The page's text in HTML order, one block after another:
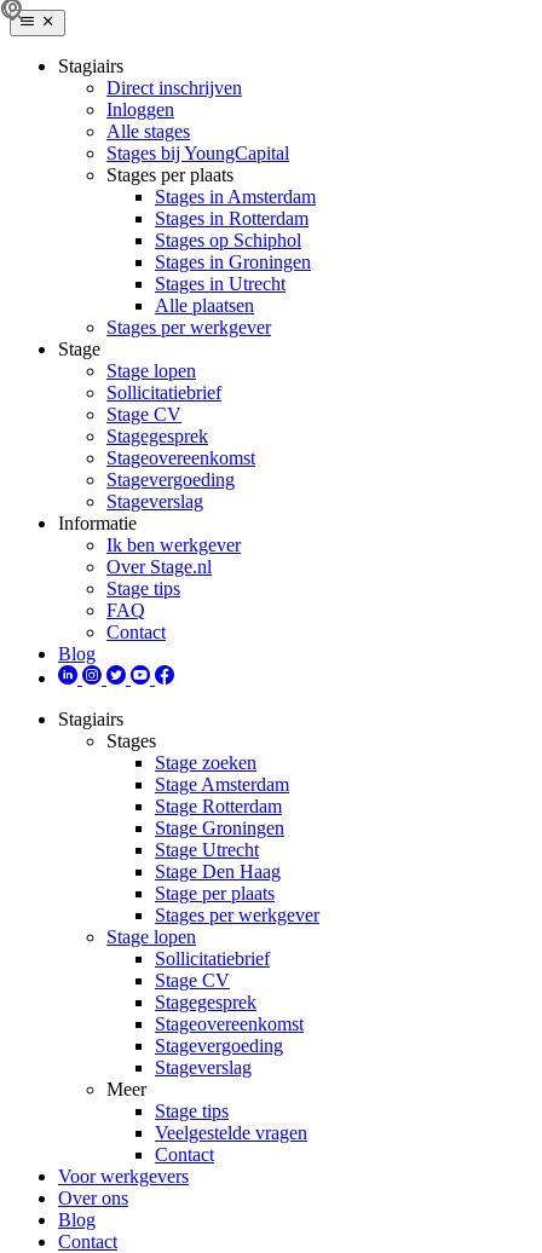
Stagiairs
Direct inschrijven
Inloggen
Alle stages
Stages bij YoungCapital
Stages per plaats
Stages in Amsterdam
Stages in Rotterdam
Stages op Schiphol
Stages in Groningen
Stages in Utrecht
Alle plaatsen
Stages per werkgever
Stage
Stage lopen
Sollicitatiebrief
Stage CV
Stagegesprek
Stageovereenkomst
Stagevergoeding
Stageverslag
Informatie
Ik ben werkgever
Over Stage.nl
Stage tips
FAQ
Contact
Blog
Stagiairs
Stages
Stage zoeken
Stage Amsterdam
Stage Rotterdam
Stage Groningen
Stage Utrecht
Stage Den Haag
Stage per plaats
Stages per werkgever
Stage lopen
Sollicitatiebrief
Stage CV
Stagegesprek
Stageovereenkomst
Stagevergoeding
Stageverslag
Meer
Stage tips
Veelgestelde vragen
Contact
Voor werkgevers
Over ons
Blog
Contact